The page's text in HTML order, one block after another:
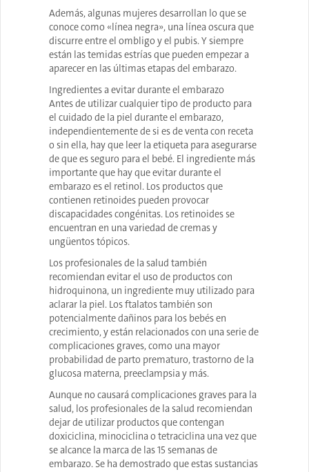
Además, algunas mujeres desarrollan lo que se
conoce como «línea negra», una línea oscura que
discurre entre el ombligo y el pubis. Y siempre
están las temidas estrías que pueden empezar a
aparecer en las últimas etapas del embarazo.
Ingredientes a evitar durante el embarazo
Antes de utilizar cualquier tipo de producto para
el cuidado de la piel durante el embarazo,
independientemente de si es de venta con receta
o sin ella, hay que leer la etiqueta para asegurarse
de que es seguro para el bebé. El ingrediente más
importante que hay que evitar durante el
embarazo es el retinol. Los productos que
contienen retinoides pueden provocar
discapacidades congénitas. Los retinoides se
encuentran en una variedad de cremas y
ungüentos tópicos.
Los profesionales de la salud también
recomiendan evitar el uso de productos con
hidroquinona, un ingrediente muy utilizado para
aclarar la piel. Los ftalatos también son
potencialmente dañinos para los bebés en
crecimiento, y están relacionados con una serie de
complicaciones graves, como una mayor
probabilidad de parto prematuro, trastorno de la
glucosa materna, preeclampsia y más.
Aunque no causará complicaciones graves para la
salud, los profesionales de la salud recomiendan
dejar de utilizar productos que contengan
doxiciclina, minociclina o tetraciclina una vez que
se alcance la marca de las 15 semanas de
embarazo. Se ha demostrado que estas sustancias